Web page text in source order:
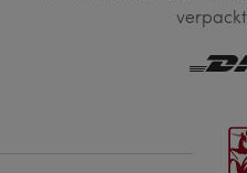
verpackt